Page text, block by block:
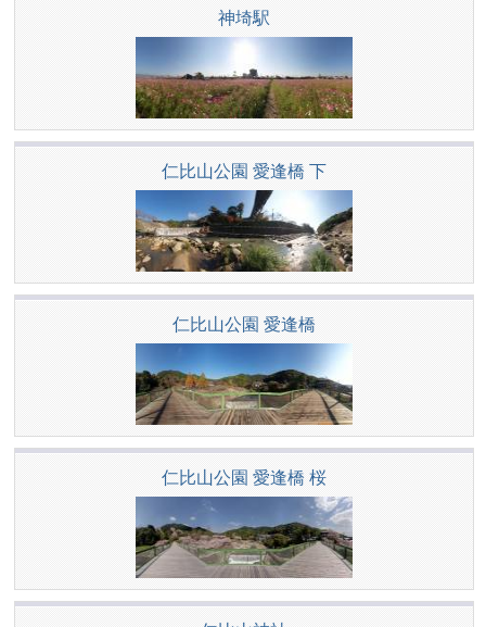
神埼駅
仁比山公園 愛逢橋 下
仁比山公園 愛逢橋
仁比山公園 愛逢橋 桜